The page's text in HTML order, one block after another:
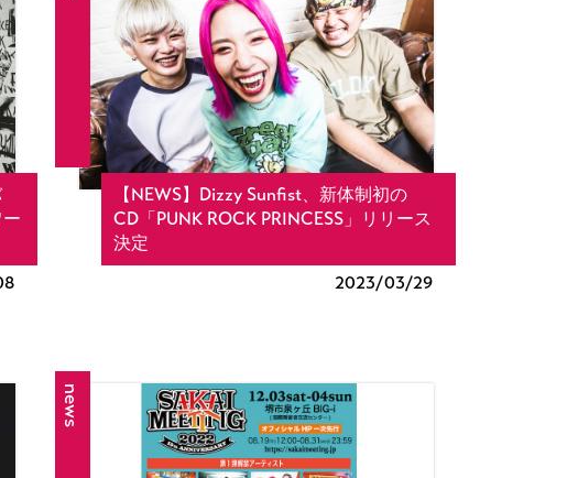
【NEWS】Dizzy Sunfist、新体制初の
CD「PUNK ROCK PRINCESS」リリース
決定
2023/03/29
news